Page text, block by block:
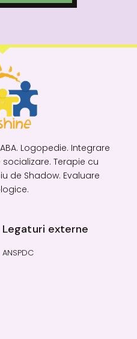
Logopedie. Integrare
Terapie cu
de Shadow. Evaluare
Legaturi externe
ANSPDC